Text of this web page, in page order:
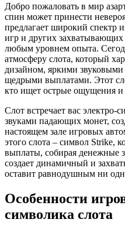
Добро пожаловать в мир
спин может принести
предлагает широкий спектр
игр и других захватывающих
любым уровнем опыта.
атмосферу слота, который
дизайном, яркими
щедрыми выплатами. Этот
кто ищет острые ощущения и
Слот встречает вас
звуками падающих монет,
настоящем зале игровых
этого слота – символ Strike,
выплаты, собирая денежные
создает динамичный и
оставит равнодушным ни
Особенности
символика слота